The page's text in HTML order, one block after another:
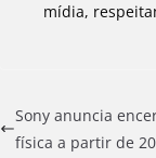
mídia,
Sony anuncia
física a partir de